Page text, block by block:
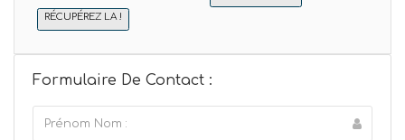
RÉCUPÉREZ LA !
Formulaire De Contact :